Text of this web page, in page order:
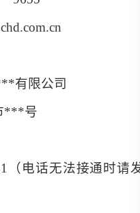
有限公司
***号
（电话无法接通时请